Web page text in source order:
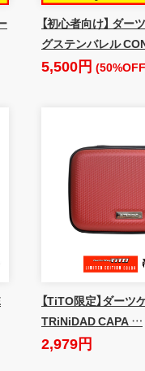
【初心者向け】 ダー
グステンバレル
5,500円
【TiTO限定】ダーツ
TRiNiDAD CAPA …
2,979円